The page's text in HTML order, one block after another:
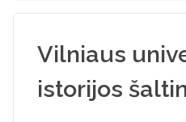
Vilniaus
istorijos